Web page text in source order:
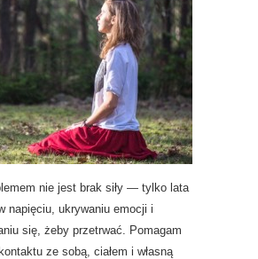
nie jest brak siły — tylko lata
napięciu, ukrywaniu emocji i
się, żeby przetrwać. Pomagam
ze sobą, ciałem i własną